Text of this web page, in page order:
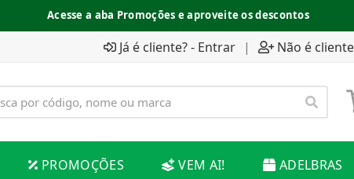
Acesse a aba Promoções e aproveite os descontos
Já é cliente? - Entrar | Não é
PROMOÇÕES VEM AI! ADELBRAS